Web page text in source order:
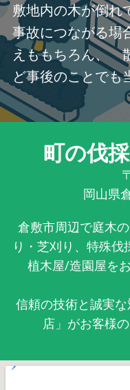
敷地内の木が倒れ
事故につながる場
えももちろん、
ど事後のことでも
町の伐
岡山県
倉敷市周辺で庭木
り・芝刈り、特殊
植木屋/造園屋を
信頼の技術と誠実
店」がお客様